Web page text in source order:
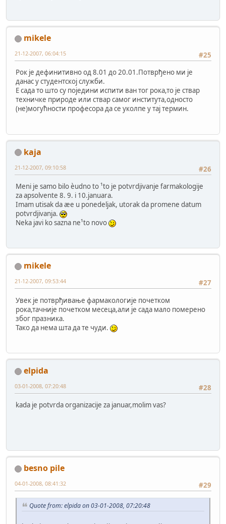
mikele
#25
21-12-2007, 06:04:15
Рок је дефинитивно од 8.01 до 20.01.Потврђено ми је
данас у студентској служби.
Е сада то што су поједини испити ван тог рока,то је ствар
техничке природе или ствар самог института,односто
(не)могућности професора да се уколпе у тај термин.
kaja
#26
21-12-2007, 09:10:58
Meni je samo bilo èudno to ¹to je potvrdjivanje farmakologije
za apsolvente 8. 9. i 10.januara.
Imam utisak da æe u ponedeljak, utorak da promene datum
potvrdjivanja.
Neka javi ko sazna ne¹to novo
mikele
#27
21-12-2007, 09:53:44
Увек је потврђивање фармакологије почетком
рока,тачније почетком месеца,али је сада мало померено
због празника.
Тако да нема шта да те чуди.
elpida
#28
03-01-2008, 07:20:48
kada je potvrda organizacije za januar,molim vas?
besno pile
#29
04-01-2008, 08:41:32
Quote from: elpida on 03-01-2008, 07:20:48